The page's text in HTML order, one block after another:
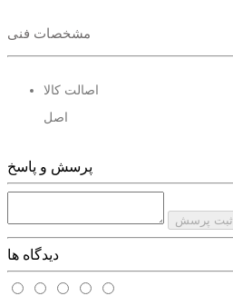
مشخصات فنی
اصالت کالا
اصل
پرسش و پاسخ
ثبت پرسش
دیدگاه ها